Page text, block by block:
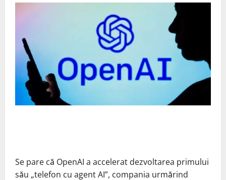
Se pare că OpenAI a accelerat dezvoltarea primului
său „telefon cu agent AI”, compania urmărind